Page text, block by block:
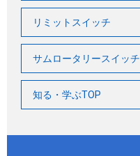
リミットスイッチ
サムロータリースイッチ
知る・学ぶTOP